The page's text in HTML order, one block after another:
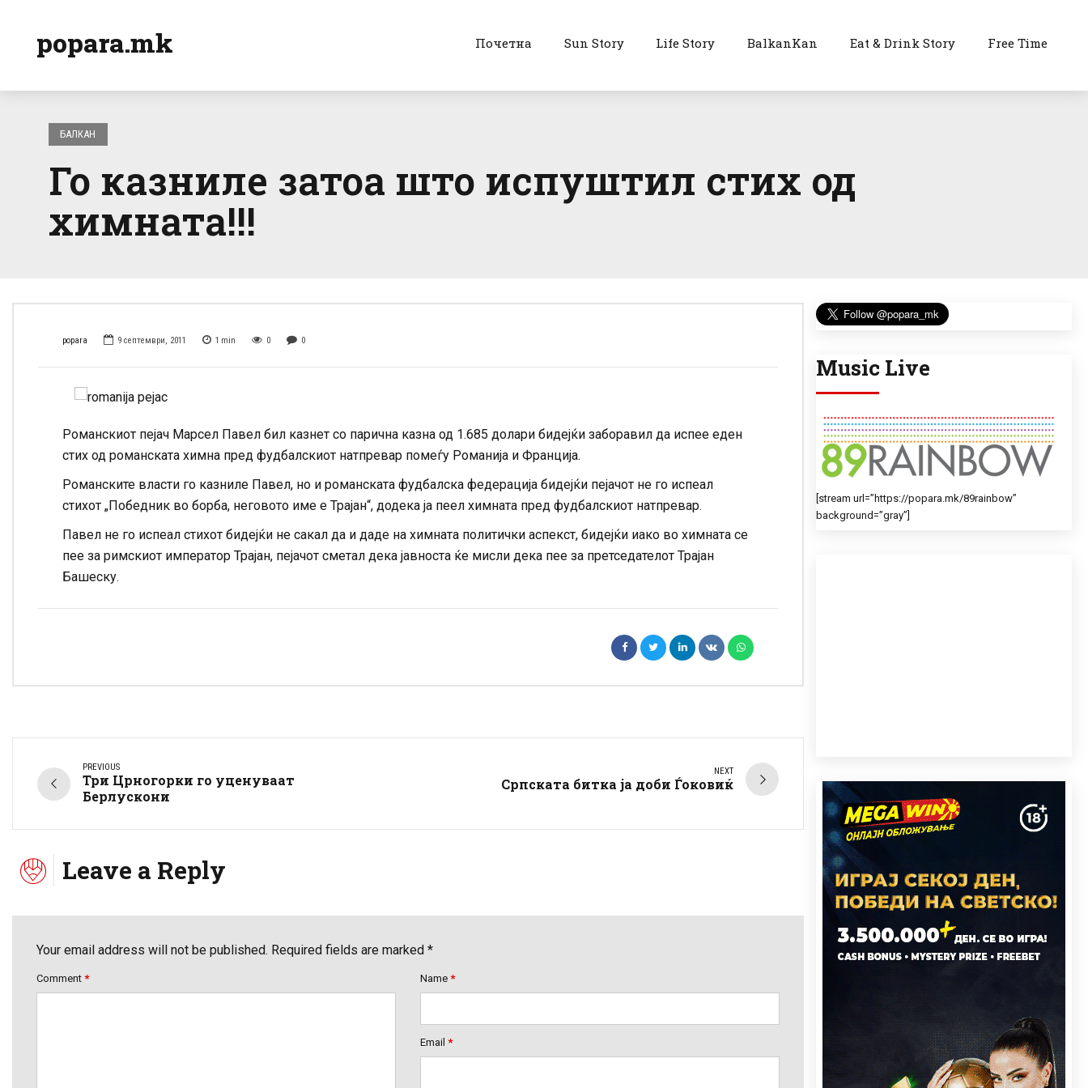
popara.mk Почетна Sun Story Life Story BalkanKan Eat & Drink Story Free Time
БАЛКАН
Го казниле затоа што испуштил стих од
химната!!!
popara 9 септември, 2011 1 min 0 0
Романскиот пејач Марсел Павел бил казнет со парична казна од 1.685 долари бидејќи заборавил да испее еден
стих од романската химна пред фудбалскиот натпревар помеѓу Романија и Франција.
Романските власти го казниле Павел, но и романската фудбалска федерација бидејќи пејачот не го испеал
стихот „Победник во борба, неговото име е Трајан“, додека ја пеел химната пред фудбалскиот натпревар.
Павел не го испеал стихот бидејќи не сакал да и даде на химната политички аспекст, бидејќи иако во химната се
пее за римскиот император Трајан, пејачот сметал дека јавноста ќе мисли дека пее за претседателот Трајан
Башеску.
PREVIOUS
Три Црногорки го уценуваат
Берлускони
NEXT
Српската битка ја доби Ѓоковиќ
Leave a Reply
Your email address will not be published. Required fields are marked *
Comment * Name *
Email *
Music Live
[stream url=”https://popara.mk/89rainbow”
background=”gray”]